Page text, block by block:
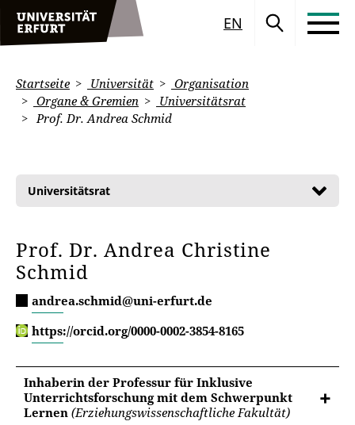
EN
Startseite Universität
Organisation
Organe & Gremien
Universitätsrat
Prof. Dr. Andrea Schmid
Universitätsrat
Prof. Dr. Andrea Christine
Schmid
andrea.schmid@uni-erfurt.de
https://orcid.org/0000-0002-3854-8165
Inhaberin der Professur für Inklusive
Unterrichtsforschung mit dem Schwerpunkt
Lernen (Erziehungswissenschaftliche Fakultät)